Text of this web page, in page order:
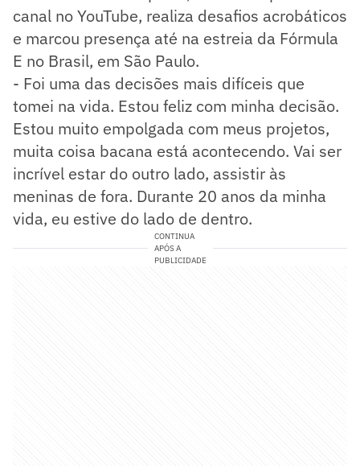
canal no YouTube, realiza desafios acrobáticos
e marcou presença até na estreia da Fórmula
E no Brasil, em São Paulo.
- Foi uma das decisões mais difíceis que
tomei na vida. Estou feliz com minha decisão.
Estou muito empolgada com meus projetos,
muita coisa bacana está acontecendo. Vai ser
incrível estar do outro lado, assistir às
meninas de fora. Durante 20 anos da minha
vida, eu estive do lado de dentro.
CONTINUA
APÓS A
PUBLICIDADE